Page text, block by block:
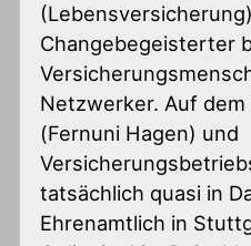
Changebegeisterter
Netzwerker. Auf dem
(Fernuni Hagen) und
tatsächlich quasi in
Ehrenamtlich in